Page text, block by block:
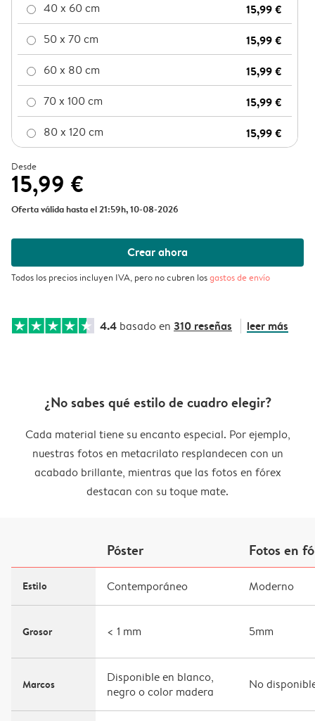
40 x 60 cm 15,99 €
50 x 70 cm 15,99 €
60 x 80 cm 15,99 €
70 x 100 cm 15,99 €
80 x 120 cm 15,99 €
Desde
15,99 €
Oferta válida hasta el 21:59h, 10-08-2026
Crear ahora
Todos los precios incluyen IVA, pero no cubren losgastos de envío
4.4 basado en 310 reseñas leer más
¿No sabes qué estilo de cuadro elegir?
Cada material tiene su encanto especial. Por ejemplo,
nuestras fotos en metacrilato resplandecen con un
acabado brillante, mientras que las fotos en fórex
destacan con su toque mate.
Póster Fotos en
Estilo Contemporáneo Moderno
Grosor < 1 mm 5mm
Marcos
Disponible en blanco,
negro o color madera
No